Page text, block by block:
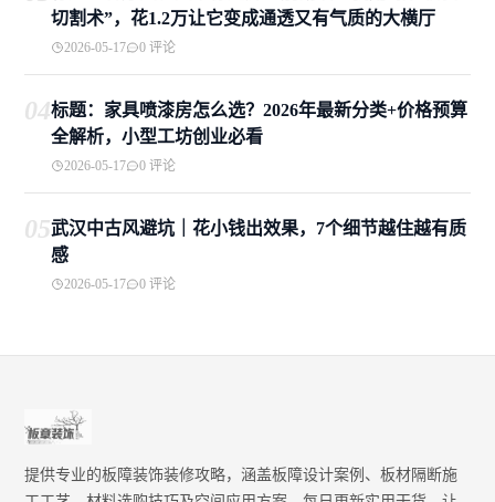
切割术”，花1.2万让它变成通透又有气质的大横厅
2026-05-17 0 评论
04标题：家具喷漆房怎么选？2026年最新分类+价格预算
全解析，小型工坊创业必看
2026-05-17 0 评论
05武汉中古风避坑｜花小钱出效果，7个细节越住越有质
感
2026-05-17 0 评论
提供专业的板障装饰装修攻略，涵盖板障设计案例、板材隔断施